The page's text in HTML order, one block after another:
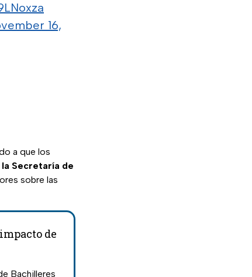
16,
a que los
Secretaría de
sobre las
de
Bachilleres